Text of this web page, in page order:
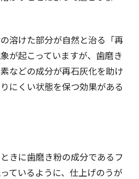
溶けた部分が自然と治る「再
が起こっていますが、歯磨き
などの成分が再石灰化を助け
にくい状態を保つ効果がある
きに歯磨き粉の成分であるフ
ているように、仕上げのうが